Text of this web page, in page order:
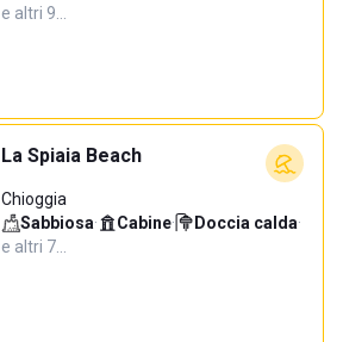
e altri 9…
La Spiaia Beach
Chioggia
Sabbiosa· Cabine· Doccia calda·
e altri 7…